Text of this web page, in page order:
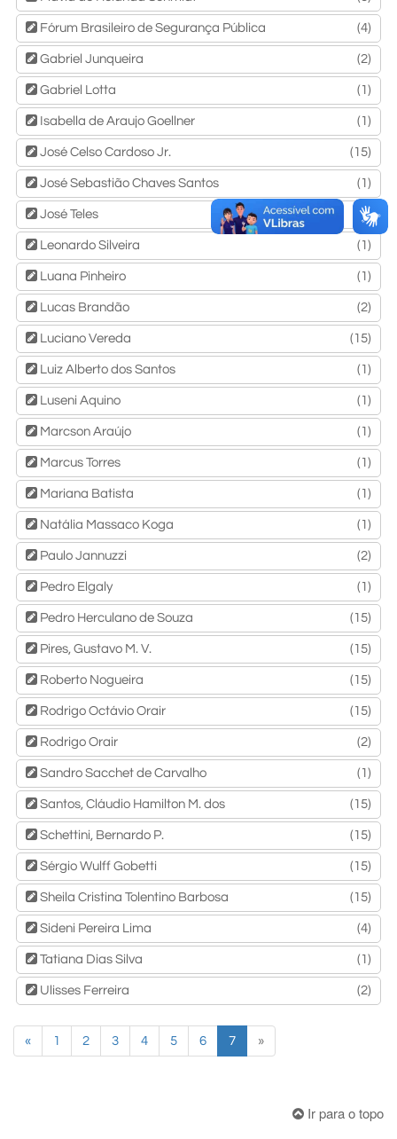
Fórum Brasileiro de Segurança Pública (4)
Gabriel Junqueira (2)
Gabriel Lotta (1)
Isabella de Araujo Goellner (1)
José Celso Cardoso Jr. (15)
José Sebastião Chaves Santos (1)
José Teles (2)
Leonardo Silveira (1)
Luana Pinheiro (1)
Lucas Brandão (2)
Luciano Vereda (15)
Luiz Alberto dos Santos (1)
Luseni Aquino (1)
Marcson Araújo (1)
Marcus Torres (1)
Mariana Batista (1)
Natália Massaco Koga (1)
Paulo Jannuzzi (2)
Pedro Elgaly (1)
Pedro Herculano de Souza (15)
Pires, Gustavo M. V. (15)
Roberto Nogueira (15)
Rodrigo Octávio Orair (15)
Rodrigo Orair (2)
Sandro Sacchet de Carvalho (1)
Santos, Cláudio Hamilton M. dos (15)
Schettini, Bernardo P. (15)
Sérgio Wulff Gobetti (15)
Sheila Cristina Tolentino Barbosa (15)
Sideni Pereira Lima (4)
Tatiana Dias Silva (1)
Ulisses Ferreira (2)
« 1 2 3 4 5 6 7 »
Ir para o topo